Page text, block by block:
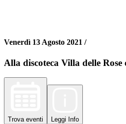
Venerdì 13 Agosto 2021 /
Alla discoteca Villa delle Rose
Trova eventi Leggi Info